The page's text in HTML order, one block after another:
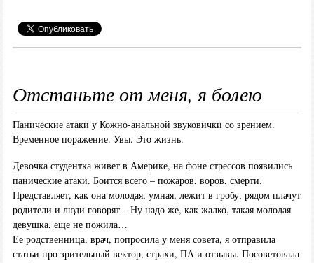
Отстаньте от меня, я болею
Панические атаки у Кожно-анальной звуковички со зрением.
Временное поражение. Увы. Это жизнь.
Девочка студентка живет в Америке, на фоне стрессов появились
панические атаки. Боится всего – пожаров, воров, смерти.
Представляет, как она молодая, умная, лежит в гробу, рядом плачут
родители и люди говорят – Ну надо же, как жалко, такая молодая
девушка, еще не пожила…
Ее родственница, врач, попросила у меня совета, я отправила
статьи про зрительный вектор, страхи, ПА и отзывы. Посоветовала